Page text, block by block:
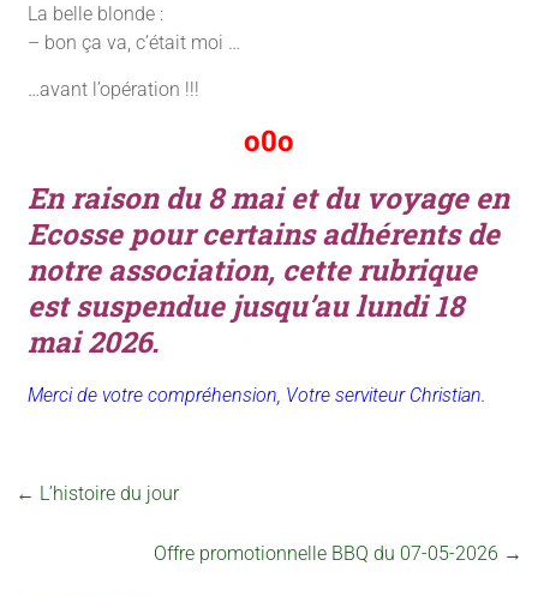
La belle blonde :
– bon ça va, c’était moi …
…avant l’opération !!!
o0o
En raison du 8 mai et du voyage en
Ecosse pour certains adhérents de
notre association, cette rubrique
est suspendue jusqu’au lundi 18
mai 2026.
Merci de votre compréhension, Votre serviteur Christian.
← L’histoire du jour
Offre promotionnelle BBQ du 07-05-2026 →